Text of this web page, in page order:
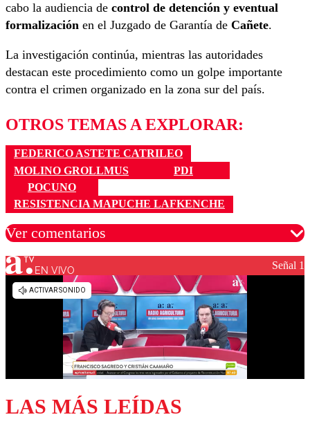
cabo la audiencia de control de detención y eventual
formalización en el Juzgado de Garantía de Cañete.
La investigación continúa, mientras las autoridades
destacan este procedimiento como un golpe importante
contra el crimen organizado en la zona sur del país.
OTROS TEMAS A EXPLORAR:
FEDERICO ASTETE CATRILEO
MOLINO GROLLMUS
PDI
POCUNO
RESISTENCIA MAPUCHE LAFKENCHE
Ver comentarios
Los comentarios son moderados para garantizar un
diálogo respetuoso.
EN VIVO Señal 1
LAS MÁS LEÍDAS